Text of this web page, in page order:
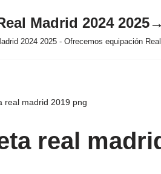
Madrid 2024
2024 2025 - Ofrecemos equipación
real madrid 2019 png
real